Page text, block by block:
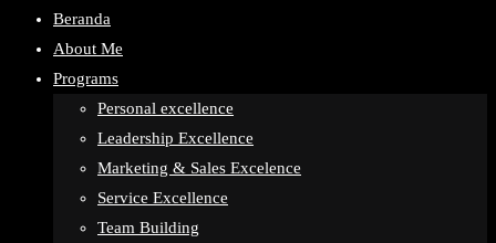
Beranda
About Me
Programs
Personal excellence
Leadership Excellence
Marketing & Sales Excelence
Service Excellence
Team Building